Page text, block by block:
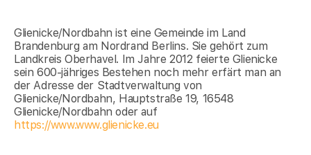
Glienicke/Nordbahn ist eine Gemeinde im Land
Brandenburg am Nordrand Berlins. Sie gehört zum
Landkreis Oberhavel. Im Jahre 2012 feierte Glienicke
sein 600-jähriges Bestehen noch mehr erfärt man an
der Adresse der Stadtverwaltung von
Glienicke/Nordbahn, Hauptstraße 19, 16548
Glienicke/Nordbahn oder auf
https://www.www.glienicke.eu